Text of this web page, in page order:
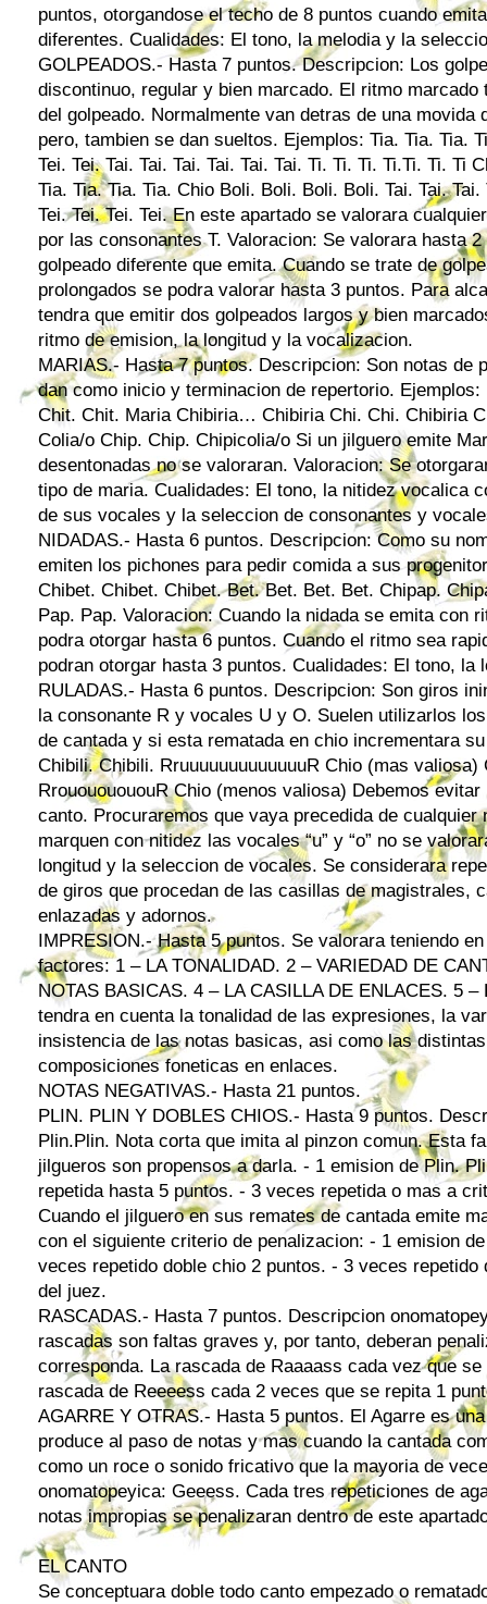
puntos, otorgandose el techo de 8 puntos cuando
diferentes. Cualidades: El tono, la melodia y la
GOLPEADOS.- Hasta 7 puntos. Descripcion: Los
discontinuo, regular y bien marcado. El ritmo
del golpeado. Normalmente van detras de una movida
pero, tambien se dan sueltos. Ejemplos: Tia. Tia. Tia.
Tei. Tei. Tai. Tai. Tai. Tai. Tai. Tai. Ti. Ti. Ti. Ti.Ti. Ti. Ti
Tia. Tia. Tia. Tia. Chio Boli. Boli. Boli. Boli. Tai. Tai.
Tei. Tei. Tei. Tei. En este apartado se valorara
por las consonantes T. Valoracion: Se valorara hasta
golpeado diferente que emita. Cuando se trate de
prolongados se podra valorar hasta 3 puntos. Para
tendra que emitir dos golpeados largos y bien
ritmo de emision, la longitud y la vocalizacion.
MARIAS.- Hasta 7 puntos. Descripcion: Son notas de
dan como inicio y terminacion de repertorio.
Chit. Chit. Maria Chibiria… Chibiria Chi. Chi. Chibiria
Colia/o Chip. Chip. Chipicolia/o Si un jilguero emite
desentonadas no se valoraran. Valoracion: Se
tipo de maria. Cualidades: El tono, la nitidez vocalica
de sus vocales y la seleccion de consonantes y
NIDADAS.- Hasta 6 puntos. Descripcion: Como su
emiten los pichones para pedir comida a sus
Chibet. Chibet. Chibet. Bet. Bet. Bet. Bet. Chipap.
Pap. Pap. Valoracion: Cuando la nidada se emita con
podra otorgar hasta 6 puntos. Cuando el ritmo sea
podran otorgar hasta 3 puntos. Cualidades: El tono, la
RULADAS.- Hasta 6 puntos. Descripcion: Son giros
la consonante R y vocales U y O. Suelen utilizarlos
de cantada y si esta rematada en chio incrementara
Chibili. Chibili. RruuuuuuuuuuuuuR Chio (mas
RrouououououR Chio (menos valiosa) Debemos
canto. Procuraremos que vaya precedida de cualquier
marquen con nitidez las vocales “u” y “o” no se
longitud y la seleccion de vocales. Se considerara
de giros que procedan de las casillas de magistrales,
enlazadas y adornos.
IMPRESION.- Hasta 5 puntos. Se valorara teniendo
factores: 1 – LA TONALIDAD. 2 – VARIEDAD DE
NOTAS BASICAS. 4 – LA CASILLA DE ENLACES. 5
tendra en cuenta la tonalidad de las expresiones, la
insistencia de las notas basicas, asi como las
composiciones foneticas en enlaces.
NOTAS NEGATIVAS.- Hasta 21 puntos.
PLIN. PLIN Y DOBLES CHIOS.- Hasta 9 puntos.
Plin.Plin. Nota corta que imita al pinzon comun. Esta
jilgueros son propensos a darla. - 1 emision de Plin.
repetida hasta 5 puntos. - 3 veces repetida o mas a
Cuando el jilguero en sus remates de cantada emite
con el siguiente criterio de penalizacion: - 1 emision
veces repetido doble chio 2 puntos. - 3 veces
del juez.
RASCADAS.- Hasta 7 puntos. Descripcion
rascadas son faltas graves y, por tanto, deberan
corresponda. La rascada de Raaaass cada vez que
rascada de Reeeess cada 2 veces que se repita 1
AGARRE Y OTRAS.- Hasta 5 puntos. El Agarre es
produce al paso de notas y mas cuando la cantada
como un roce o sonido fricativo que la mayoria de
onomatopeyica: Geeess. Cada tres repeticiones de
notas impropias se penalizaran dentro de este
EL CANTO
Se conceptuara doble todo canto empezado o